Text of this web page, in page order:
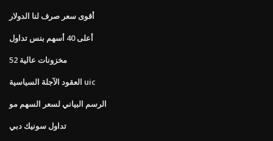
أقوى سعر صرف لنا الدولار
أعلى 40 أسهم بنس تداول
52 مخزونات عالية
العقود الآجلة السياسية uic
الرسم البياني لسعر السهم مو
تداول سونيك دبي